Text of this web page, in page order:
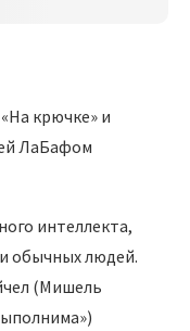
крючке» и
ЛаБафом
интеллекта,
обычных людей.
(Мишель